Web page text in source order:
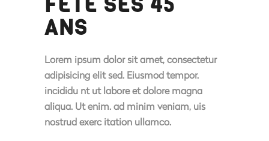
ANS
Lorem ipsum dolor sit amet, consectetur
adipisicing elit sed. Eiusmod tempor.
incididu nt ut labore et dolore magna
aliqua. Ut enim. ad minim veniam, uis
nostrud exerc itation ullamco.